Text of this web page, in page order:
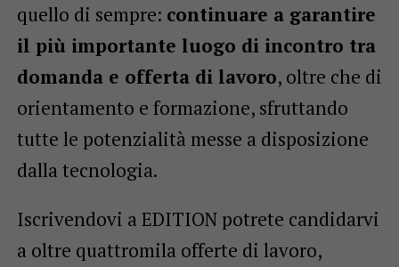
quello di sempre: continuare a garantire
il più importante luogo di incontro tra
domanda e offerta di lavoro, oltre che di
orientamento e formazione, sfruttando
tutte le potenzialità messe a disposizione
dalla tecnologia.
Iscrivendovi a EDITION potrete candidarvi
a oltre quattromila offerte di lavoro,